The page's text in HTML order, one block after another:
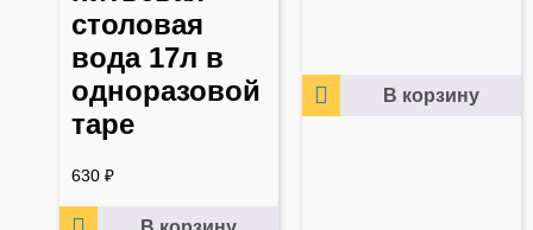
столовая
вода 17л в
одноразовой
таре
630 ₽
В корзину